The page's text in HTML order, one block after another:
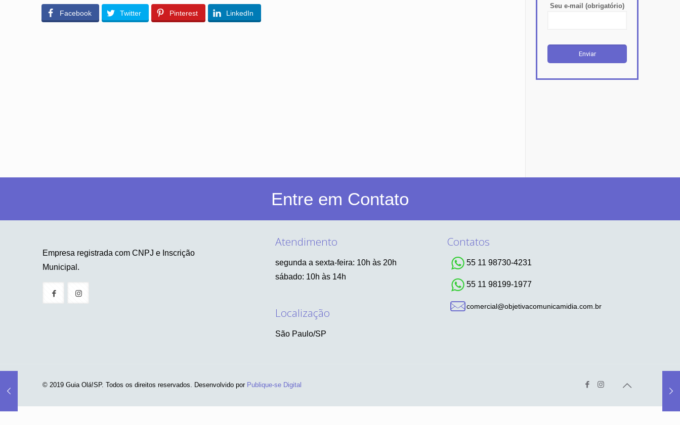
Facebook Twitter Pinterest LinkedIn
Seu e-mail (obrigatório)
Entre em Contato
Empresa registrada com CNPJ e Inscrição
Municipal.
Atendimento
segunda a sexta-feira: 10h às 20h
sábado: 10h às 14h
Localização
São Paulo/SP
Contatos
55 11 98730-4231
55 11 98199-1977
comercial@objetivacomunicamidia.com.br
© 2019 Guia Olá!SP. Todos os direitos reservados. Desenvolvido por Publique-se Digital